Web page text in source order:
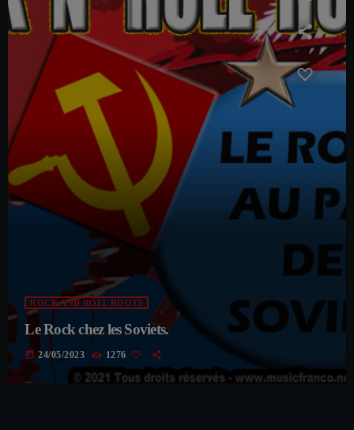
ROCK AND ROLL ROOTS
Le Rock chez les Soviets.
today 24/05/2023 1276